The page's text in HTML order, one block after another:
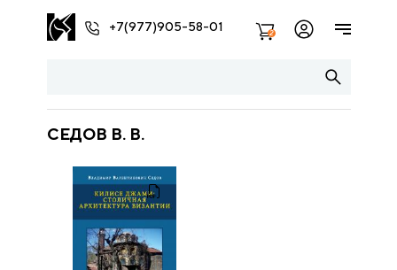
+7(977)905-58-01 2
СЕДОВ В. В.